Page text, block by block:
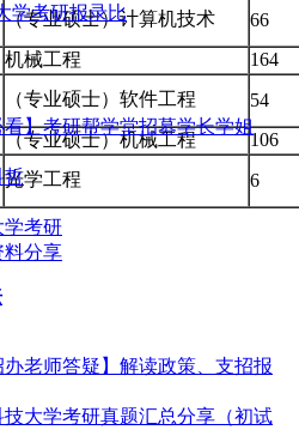
（专业硕士）计算机技术
66
机械工程
164
（专业硕士）软件工程
54
（专业硕士）机械工程
106
光学工程 6
学考研报录比
】考研帮学堂招募学长学姐
哲
学考研
料分享
办老师答疑】解读政策、支招报
大学考研真题汇总分享（初试